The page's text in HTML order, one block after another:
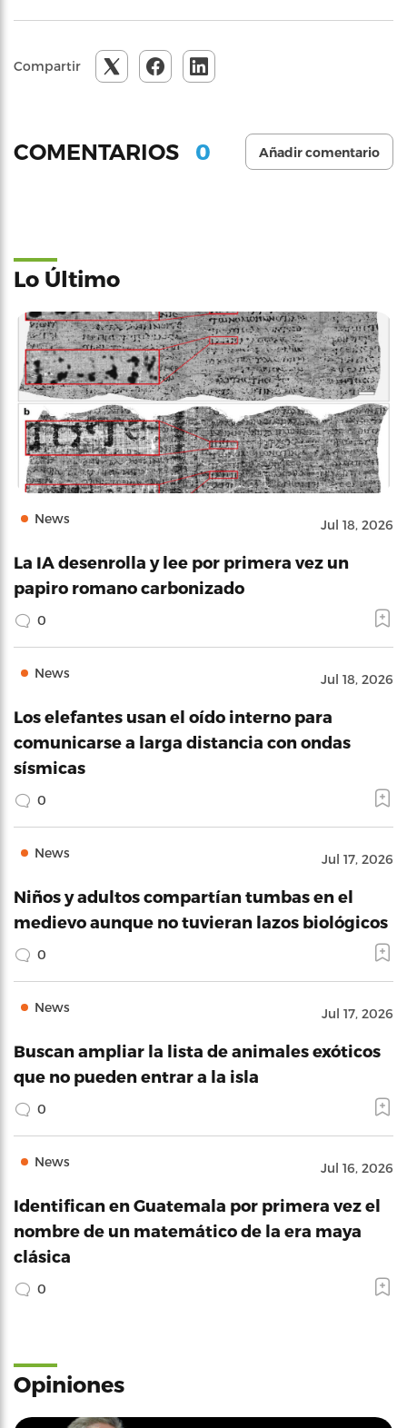
Compartir
COMENTARIOS 0 Añadir comentario
Lo Último
News Jul 18, 2026
La IA desenrolla y lee por primera vez un
papiro romano carbonizado
0
News Jul 18, 2026
Los elefantes usan el oído interno para
comunicarse a larga distancia con ondas
sísmicas
0
News Jul 17, 2026
Niños y adultos compartían tumbas en el
medievo aunque no tuvieran lazos biológicos
0
News Jul 17, 2026
Buscan ampliar la lista de animales exóticos
que no pueden entrar a la isla
0
News Jul 16, 2026
Identifican en Guatemala por primera vez el
nombre de un matemático de la era maya
clásica
0
Opiniones